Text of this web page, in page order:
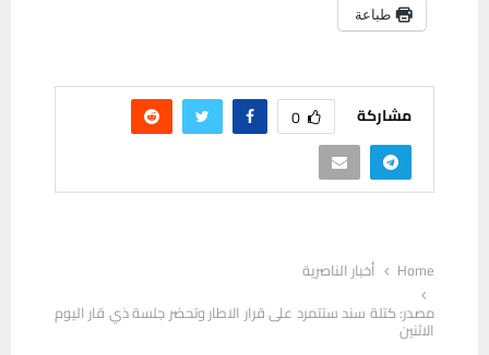
طباعة
مشاركة 0
Home
أخبار الناصرية
مصدر: كتلة سند ستتمرد على قرار الاطار وتحضر جلسة ذي قار اليوم
الاثنين